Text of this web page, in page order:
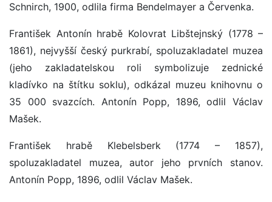
Schnirch, 1900, odlila firma Bendelmayer a Červenka.
František Antonín hrabě Kolovrat Libštejnský (1778 –
1861), nejvyšší český purkrabí, spoluzakladatel muzea
(jeho zakladatelskou roli symbolizuje zednické
kladívko na štítku soklu), odkázal muzeu knihovnu o
35 000 svazcích. Antonín Popp, 1896, odlil Václav
Mašek.
František hrabě Klebelsberk (1774 – 1857),
spoluzakladatel muzea, autor jeho prvních stanov.
Antonín Popp, 1896, odlil Václav Mašek.